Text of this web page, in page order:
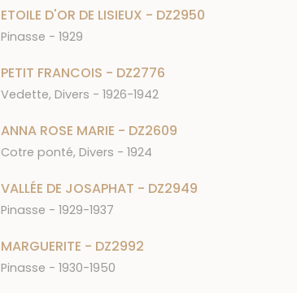
ETOILE D'OR DE LISIEUX - DZ2950
Pinasse - 1929
PETIT FRANCOIS - DZ2776
Vedette, Divers - 1926-1942
ANNA ROSE MARIE - DZ2609
Cotre ponté, Divers - 1924
VALLÉE DE JOSAPHAT - DZ2949
Pinasse - 1929-1937
MARGUERITE - DZ2992
Pinasse - 1930-1950